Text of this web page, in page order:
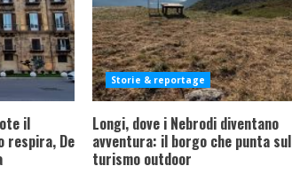
il
respira, De
Storie & reportage
Longi, dove i Nebrodi diventano
avventura: il borgo che punta sul
turismo outdoor